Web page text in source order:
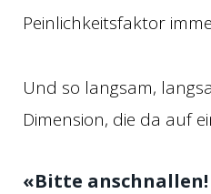
Peinlichkeitsfaktor
Und so langsam,
Dimension, die da auf
«Bitte